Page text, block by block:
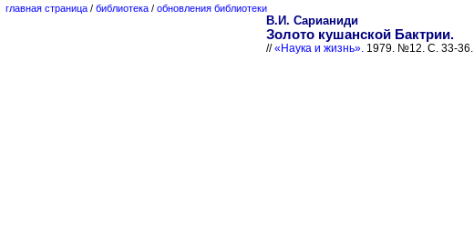
главная страница / библиотека / обновления библиотеки
В.И. Сарианиди
Золото кушанской Бактрии.
//«Наука и жизнь». 1979. №12. С. 33-36.